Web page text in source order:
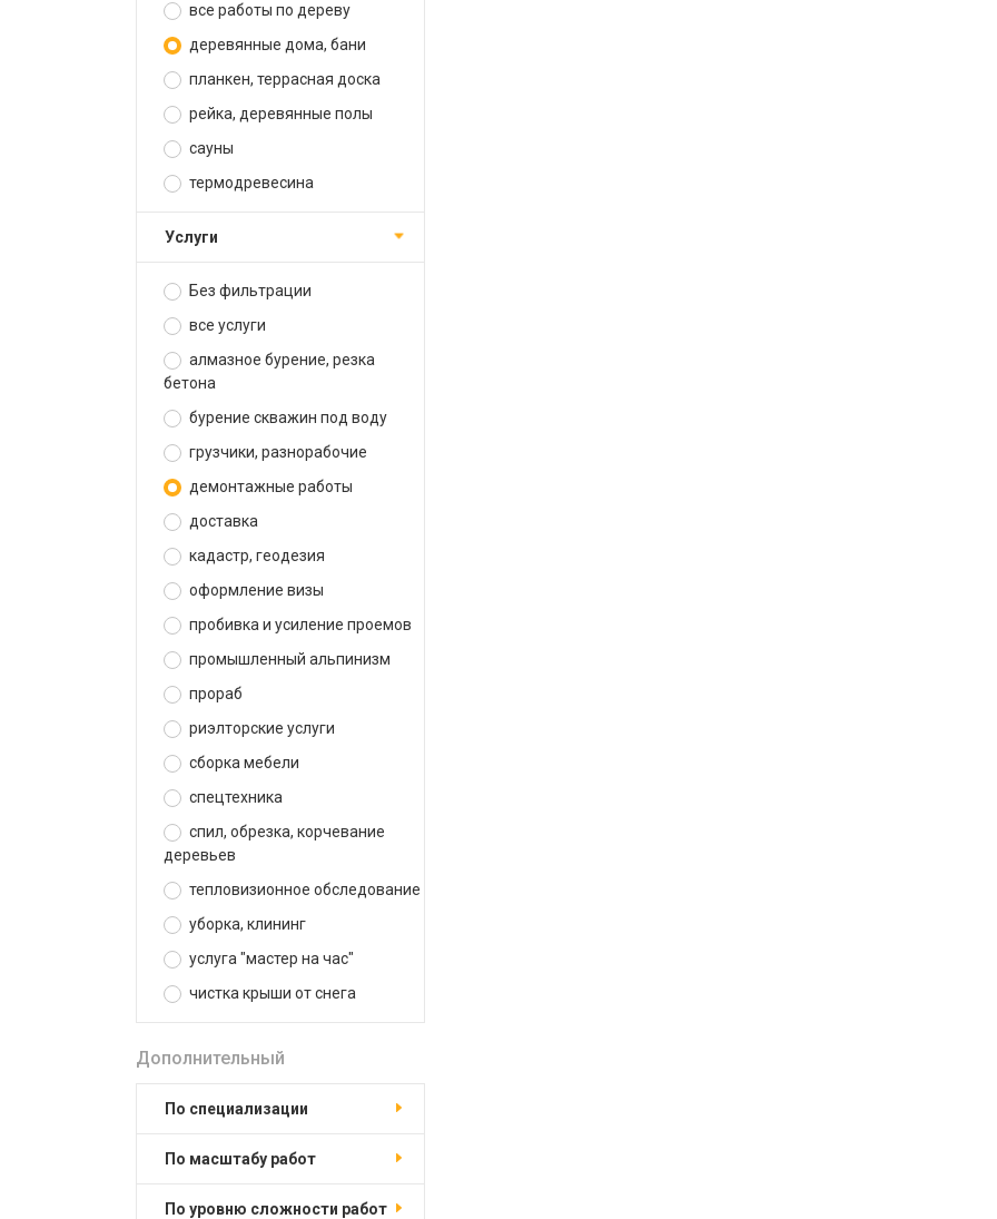
все работы по дереву
деревянные дома, бани
планкен, террасная доска
рейка, деревянные полы
сауны
термодревесина
услуги
Без фильтрации
все услуги
алмазное бурение, резка
бетона
бурение скважин под воду
грузчики, разнорабочие
демонтажные работы
доставка
кадастр, геодезия
оформление визы
пробивка и усиление проемов
промышленный альпинизм
прораб
риэлторские услуги
сборка мебели
спецтехника
спил, обрезка, корчевание
деревьев
тепловизионное обследование
уборка, клининг
услуга "мастер на час"
чистка крыши от снега
Дополнительный
по специализации
по масштабу работ
по уровню сложности работ